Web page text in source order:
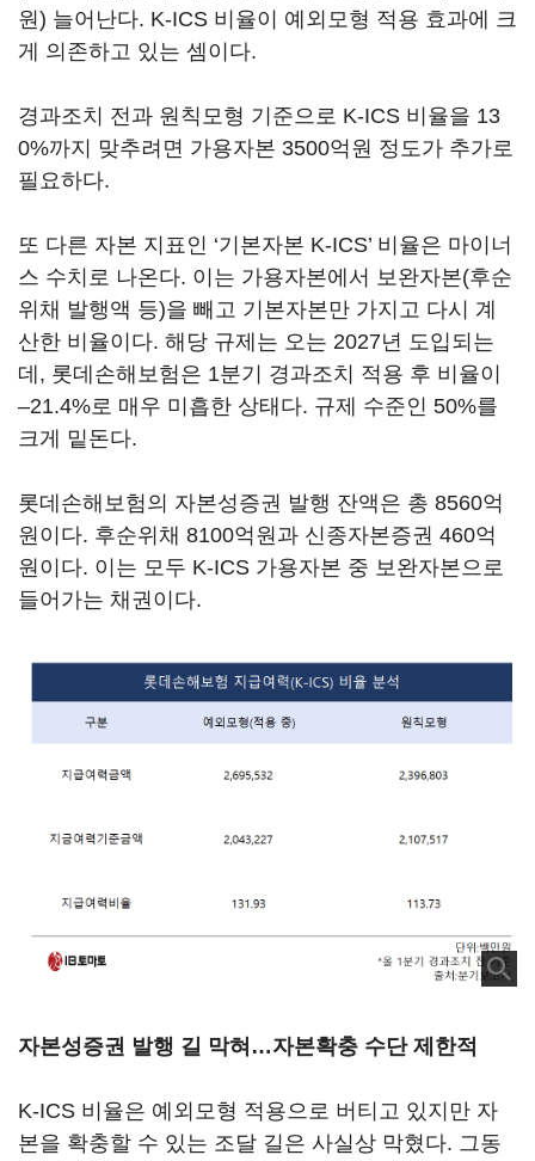
원) 늘어난다. K-ICS 비율이 예외모형 적용 효과에 크
게 의존하고 있는 셈이다.
경과조치 전과 원칙모형 기준으로 K-ICS 비율을 13
0%까지 맞추려면 가용자본 3500억원 정도가 추가로
필요하다.
또 다른 자본 지표인 ‘기본자본 K-ICS’ 비율은 마이너
스 수치로 나온다. 이는 가용자본에서 보완자본(후순
위채 발행액 등)을 빼고 기본자본만 가지고 다시 계
산한 비율이다. 해당 규제는 오는 2027년 도입되는
데, 롯데손해보험은 1분기 경과조치 적용 후 비율이
–21.4%로 매우 미흡한 상태다. 규제 수준인 50%를
크게 밑돈다.
롯데손해보험의 자본성증권 발행 잔액은 총 8560억
원이다. 후순위채 8100억원과 신종자본증권 460억
원이다. 이는 모두 K-ICS 가용자본 중 보완자본으로
들어가는 채권이다.
자본성증권 발행 길 막혀…자본확충 수단 제한적
K-ICS 비율은 예외모형 적용으로 버티고 있지만 자
본을 확충할 수 있는 조달 길은 사실상 막혔다. 그동